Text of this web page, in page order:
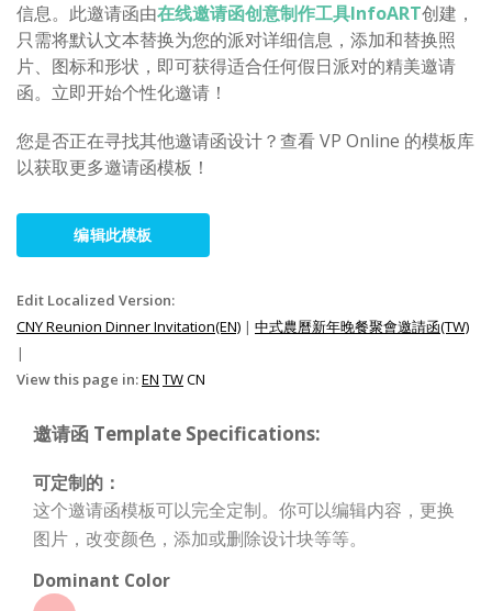
信息。此邀请函由在线邀请函创意制作工具InfoART创建，
只需将默认文本替换为您的派对详细信息，添加和替换照
片、图标和形状，即可获得适合任何假日派对的精美邀请
函。立即开始个性化邀请！
您是否正在寻找其他邀请函设计？查看 VP Online 的模板库
以获取更多邀请函模板！
编辑此模板
Edit Localized Version:
CNY Reunion Dinner Invitation(EN) | 中式農曆新年晚餐聚會邀請函(TW)
|
View this page in:EN TWCN
邀请函 Template Specifications:
可定制的：
这个邀请函模板可以完全定制。你可以编辑内容，更换
图片，改变颜色，添加或删除设计块等等。
Dominant Color